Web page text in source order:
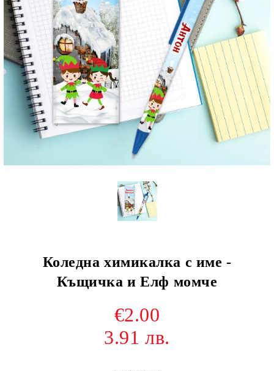
Коледна химикалка с име -
Къщичка и Елф момче
€2.00
3.91 лв.